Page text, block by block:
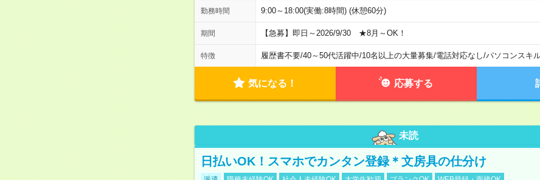
勤務時間 9:00～18:00(実働:8時間) (休憩60分)
期間 【急募】即日～2026/9/30 ★8月～OK！
特徴 履歴書不要/40～50代活躍中/10名以上の大量募集/電話対応なし/パソコンスキ
気になる！ 応募する
未読
日払いOK！スマホでカンタン登録＊文房具の仕分け